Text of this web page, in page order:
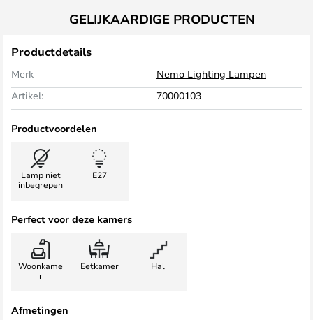
GELIJKAARDIGE PRODUCTEN
Productdetails
Merk
Nemo Lighting Lampen
Artikel:
70000103
Productvoordelen
Lamp niet
inbegrepen
E27
Perfect voor deze kamers
Woonkame
r
Eetkamer Hal
Afmetingen